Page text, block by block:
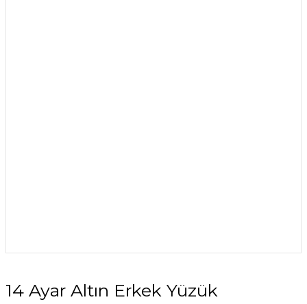
14 Ayar Altın Erkek Yüzük